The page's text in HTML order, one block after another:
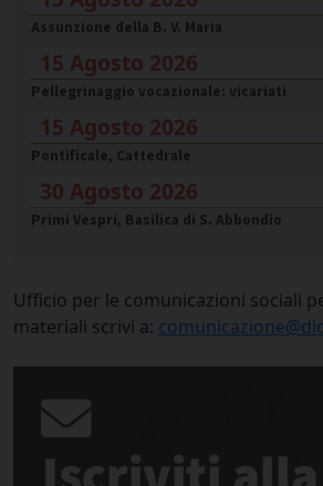
Assunzione della B. V. Maria
15 Agosto 2026
Pellegrinaggio vocazionale: vicariati
15 Agosto 2026
Pontificale, Cattedrale
30 Agosto 2026
Primi Vespri, Basilica di S. Abbondio
Ufficio per le comunicazioni sociali
materiali scrivi a: